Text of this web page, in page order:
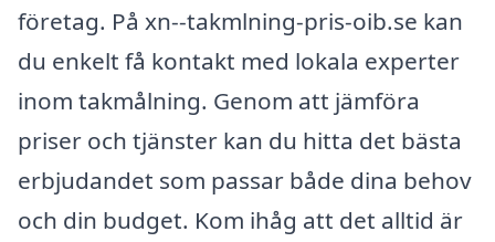
företag. På xn--takmlning-pris-oib.se kan
du enkelt få kontakt med lokala experter
inom takmålning. Genom att jämföra
priser och tjänster kan du hitta det bästa
erbjudandet som passar både dina behov
och din budget. Kom ihåg att det alltid är